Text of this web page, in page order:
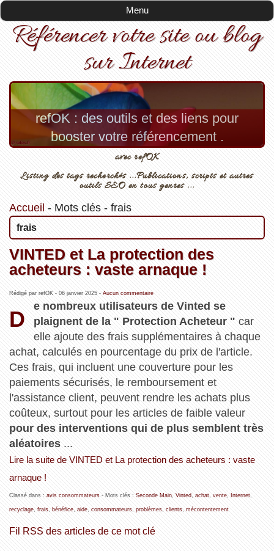
Menu
Référencer votre site ou blog
sur Internet
refOK : des outils et des liens pour
booster votre référencement .
avec refOK
Listing des tags recherchés ...Publications, scripts et autres
outils SEO en tous genres ...
Accueil - Mots clés- frais
frais
VINTED et La protection des
acheteurs : vaste arnaque !
Rédigé par refOK - 06 janvier 2025- Aucun commentaire
D
e nombreux utilisateurs de Vinted se
plaignent de la " Protection Acheteur " car
elle ajoute des frais supplémentaires à chaque
achat, calculés en pourcentage du prix de l'article.
Ces frais, qui incluent une couverture pour les
paiements sécurisés, le remboursement et
l'assistance client, peuvent rendre les achats plus
coûteux, surtout pour les articles de faible valeur
pour des interventions qui de plus semblent très
aléatoires...
Lire la suite de VINTED et La protection des acheteurs : vaste
arnaque !
Classé dans : avis consommateurs- Mots clés : Seconde Main, Vinted achat, vente, Internet,
recyclage, frais, bénéfice, aide, consommateurs, problèmes, clients, mécontentement
Fil RSS des articles de ce mot clé